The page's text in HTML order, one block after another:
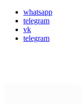
whatsapp
telegram
vk
telegram